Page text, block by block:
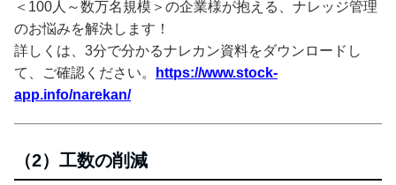
＜100人～数万名規模＞の企業様が抱える、ナレッジ管理
のお悩みを解決します！
詳しくは、3分で分かるナレカン資料をダウンロードし
て、ご確認ください。
https://www.stock-
app.info/narekan/
（2）工数の削減